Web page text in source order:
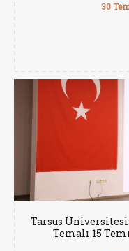
30
Tarsus
Temalı 15